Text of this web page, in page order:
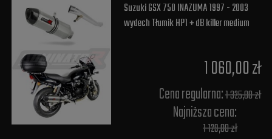
Suzuki GSX 750 INAZUMA 1997 - 2003
wydech Tłumik HP1 + dB killer medium
1 060,00 zł
Cena regularna:1 325,00 zł
Najniższa cena:
1 129,00 zł